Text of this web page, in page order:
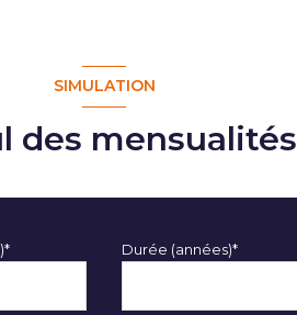
SIMULATION
des mensualités
Durée (années)*